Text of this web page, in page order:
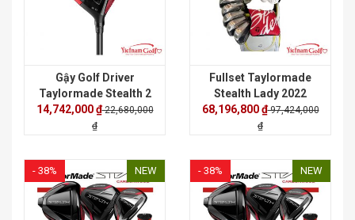
Gậy Golf Driver
Taylormade Stealth 2
Plus
14,742,000 ₫22,680,000
₫
Fullset Taylormade
Stealth Lady 2022
68,196,800 ₫97,424,000
₫
- 38% NEW - 38% NEW